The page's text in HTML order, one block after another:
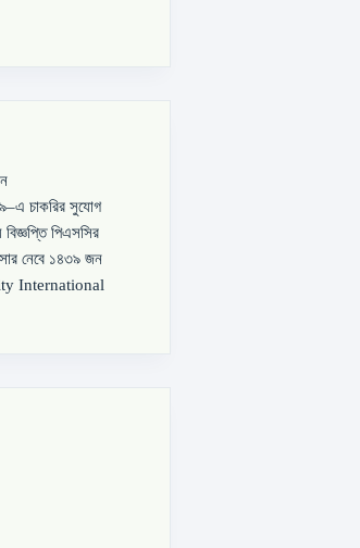
চাকরির সুযোগ
পিএসসির
নেবে ১৪৩৯ জন
International